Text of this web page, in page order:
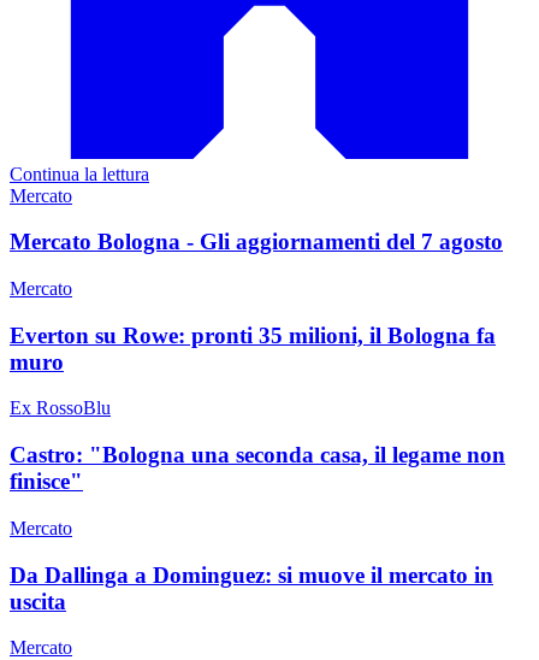
Continua la lettura
Mercato
Mercato Bologna - Gli aggiornamenti del 7 agosto
Mercato
Everton su Rowe: pronti 35 milioni, il Bologna fa
muro
Ex RossoBlu
Castro: "Bologna una seconda casa, il legame non
finisce"
Mercato
Da Dallinga a Dominguez: si muove il mercato in
uscita
Mercato